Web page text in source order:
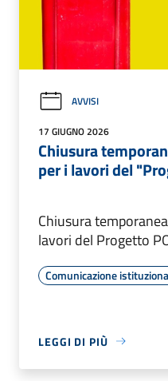
AVVISI
17 GIUGNO 2026
Chiusura
per i lavori del
Chiusura
lavori del Progetto
Comunicazione
LEGGI DI PIÙ